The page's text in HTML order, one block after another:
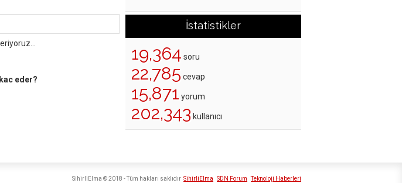
eder?
İstatistikler
19,364 soru
22,785 cevap
15,871 yorum
202,343 kullanıcı
SihirliElma SDN Forum Teknoloji Haberleri
SihirliElma © 2018 - Tüm hakları saklıdır